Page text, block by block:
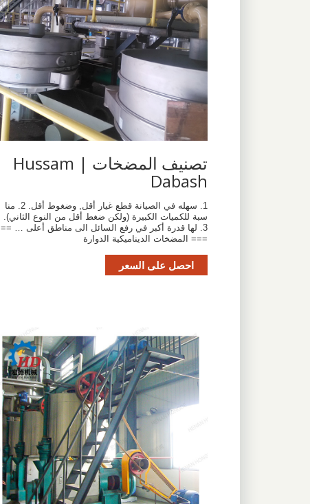
تصنيف المضخات | Hussam
Dabash
1. سهله في الصيانة قطع غيار أقل, وضغوط أقل. 2. منا
سبة للكميات الكبيرة (ولكن ضغط أقل من النوع الثاني).
3. لها قدرة أكبر في رفع السائل الى مناطق أعلى … ==
=== المضخات الديناميكية الدوارة
احصل على السعر